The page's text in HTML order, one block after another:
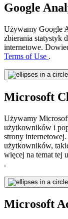
Google
Używamy Google
zbierania statystyk
internetowe.
Terms of Use .
Microsoft
Używamy
użytkowników i
strony
użytkowników,
więcej na temat tej
.
Microsoft